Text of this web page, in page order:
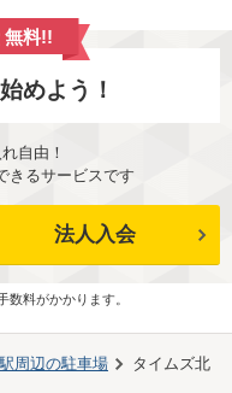
無料!!
めよう！
自由！
きるサービスです
法人入会
料がかかります。
周辺の駐車場
タイムズ北